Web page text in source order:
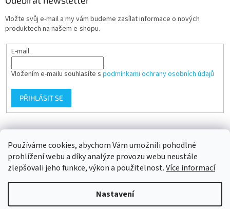
Používáme cookies, abychom Vám umožnili pohodlné
prohlížení webu a díky analýze provozu webu neustále
zlepšovali jeho funkce, výkon a použitelnost.Více informací
Nastavení
Vložte svůj e-mail a my vám budeme zasílat informace o nových
produktech na našem e-shopu.
E-mail
Vložením e-mailu souhlasíte s podmínkami ochrany osobních údajů
PŘIHLÁSIT SE
Vytvořil Shoptet